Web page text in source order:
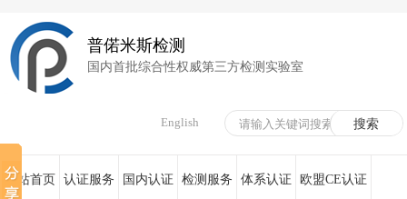
普偌米斯检测
国内首批综合性权威第三方检测实验室
English
网站首页 认证服务 国内认证 检测服务 体系认证 欧盟CE认证